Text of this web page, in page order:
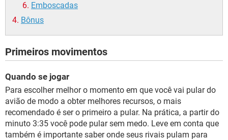
Emboscadas
Bônus
Primeiros movimentos
Quando se jogar
Para escolher melhor o momento em que você vai pular do
avião de modo a obter melhores recursos, o mais
recomendado é ser o primeiro a pular. Na prática, a partir do
minuto 3:35 você pode pular sem medo. Leve em conta que
também é importante saber onde seus rivais pulam para